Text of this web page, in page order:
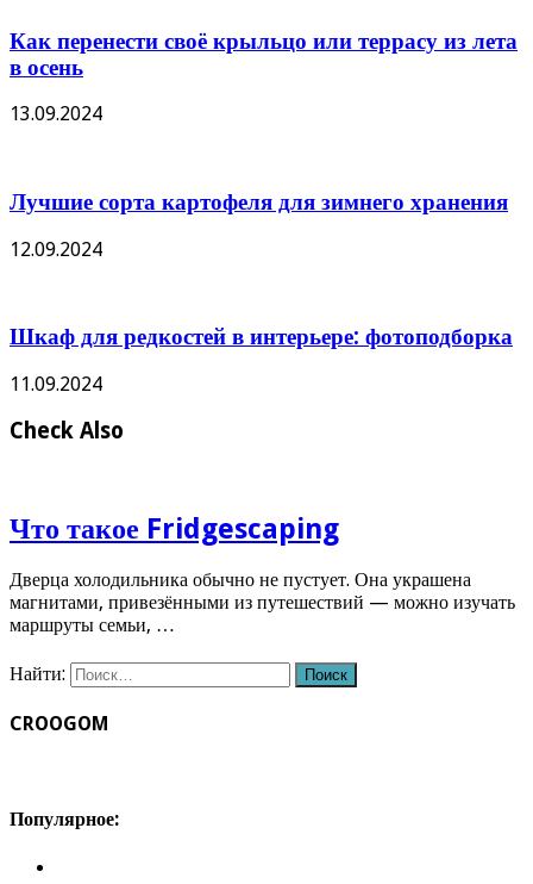
Как перенести своё крыльцо или террасу из лета
в осень
13.09.2024
Лучшие сорта картофеля для зимнего хранения
12.09.2024
Шкаф для редкостей в интерьере: фотоподборка
11.09.2024
Check Also
Что такое Fridgescaping
Дверца холодильника обычно не пустует. Она украшена
магнитами, привезёнными из путешествий — можно изучать
маршруты семьи, …
Найти:
CROOGOM
Популярное: